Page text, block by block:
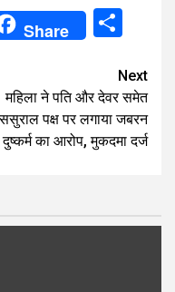
Share
Next
महिला ने पति और देवर समेत
ससुराल पक्ष पर लगाया जबरन
दुष्कर्म का आरोप, मुकदमा दर्ज